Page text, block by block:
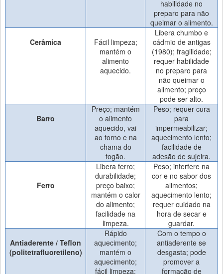
habilidade no
preparo para não
queimar o alimento.
Cerâmica
Fácil limpeza;
mantém o
alimento
aquecido.
Libera chumbo e
cádmio de antigas
(1980); fragilidade;
requer habilidade
no preparo para
não queimar o
alimento; preço
pode ser alto.
Barro
Preço; mantém
o alimento
aquecido, vai
ao forno e na
chama do
fogão.
Peso; requer cura
para
impermeabilizar;
aquecimento lento;
facilidade de
adesão de sujeira.
Ferro
Libera ferro;
durabilidade;
preço baixo;
mantém o calor
do alimento;
facilidade na
limpeza.
Peso; interfere na
cor e no sabor dos
alimentos;
aquecimento lento;
requer cuidado na
hora de secar e
guardar.
Antiaderente / Teflon
(politetrafluoretileno)
Rápido
aquecimento;
mantém o
aquecimento;
fácil limpeza;
Com o tempo o
antiaderente se
desgasta; pode
promover a
formação de